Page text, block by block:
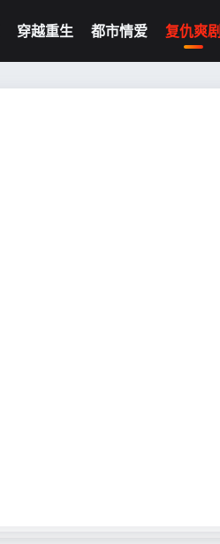
穿越重生 都市情爱 复仇爽剧